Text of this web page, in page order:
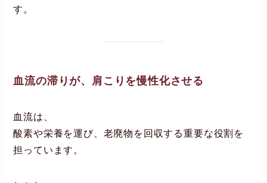
す。
血流の滞りが、肩こりを慢性化させる
血流は、
酸素や栄養を運び、老廃物を回収する重要な役割を
担っています。